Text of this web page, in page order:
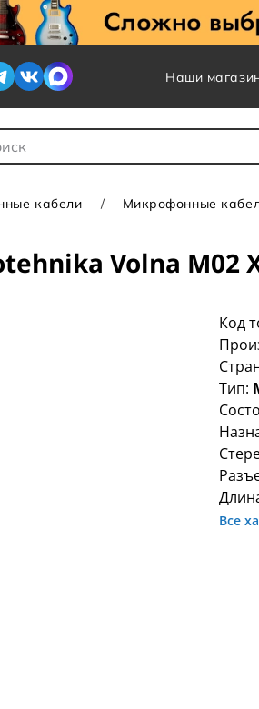
Наши
для Поиска
кабели Микрофонные
Volna M02
Код
Тип:
Все